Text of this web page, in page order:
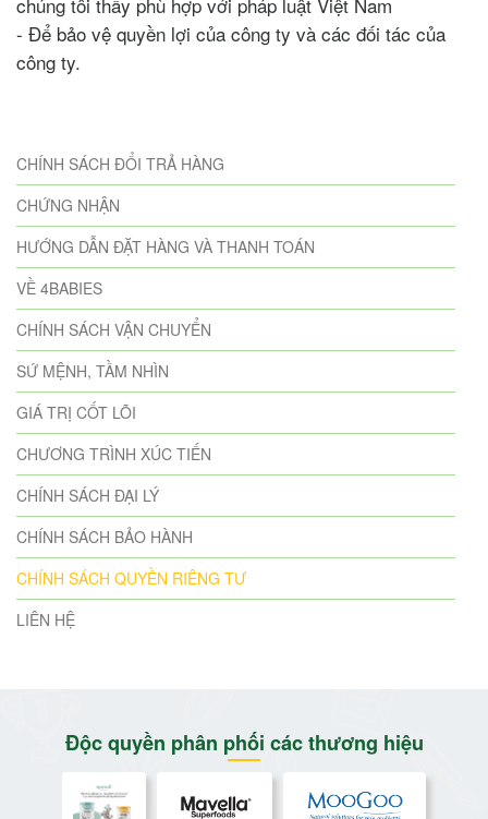
- Để bảo vệ quyền lợi của công ty và các đối tác của
công ty.
CHÍNH SÁCH ĐỔI TRẢ HÀNG
CHỨNG NHẬN
HƯỚNG DẪN ĐẶT HÀNG VÀ THANH TOÁN
VỀ 4BABIES
CHÍNH SÁCH VẬN CHUYỂN
SỨ MỆNH, TẦM NHÌN
GIÁ TRỊ CỐT LÕI
CHƯƠNG TRÌNH XÚC TIẾN
CHÍNH SÁCH ĐẠI LÝ
CHÍNH SÁCH BẢO HÀNH
CHÍNH SÁCH QUYỀN RIÊNG TƯ
LIÊN HỆ
Độc quyền phân phối các thương hiệu